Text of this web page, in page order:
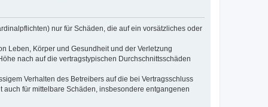
nur für Schäden, die auf ein vorsätzliches oder
Leben, Körper und Gesundheit und der Verletzung
nach auf die vertragstypischen Durchschnittsschäden
Verhalten des Betreibers auf die bei Vertragsschluss
für mittelbare Schäden, insbesondere entgangenen